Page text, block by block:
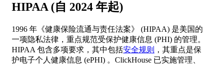
HIPAA (自 2024 年起)
1996 年《健康保险流通与责任法案》 (HIPAA) 是美国的
一项隐私法律，重点规范受保护健康信息 (PHI) 的管理。
HIPAA 包含多项要求，其中包括安全规则
，其重点是保
护电子个人健康信息 (ePHI) 。ClickHouse 已实施管理、